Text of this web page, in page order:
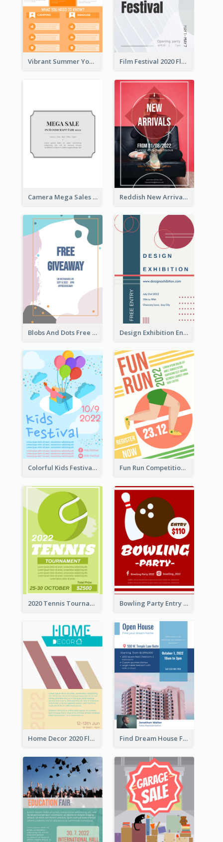
Vibrant Summer Youth Flyer Design Templates Film Festival 2020 Flyer
Camera Mega Sales Flyer Reddish New Arrivals Flyer
Blobs And Dots Free Giveaway Flyer Design Exhibition Entry Flyer
Colorful Kids Festival Flyer Fun Run Competition Flyer
2020 Tennis Tournament Flyer Bowling Party Entry Flyer
Home Decor 2020 Flyer Find Dream House Flyer